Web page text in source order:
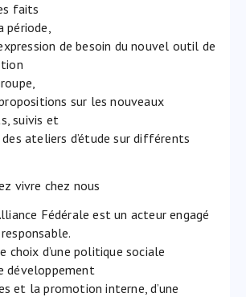
faits
période,
de besoin du nouvel outil de
sur les nouveaux
suivis et
ateliers d’étude sur différents
vivre chez nous
Fédérale est un acteur engagé
choix d’une politique sociale
développement
et la promotion interne, d’une